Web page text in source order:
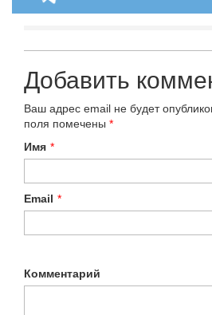
Добавить
Ваш адрес email не будет
поля помечены *
Имя *
Email *
Комментарий